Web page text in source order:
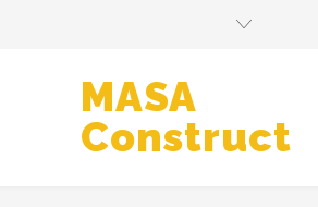
MASA
Construct